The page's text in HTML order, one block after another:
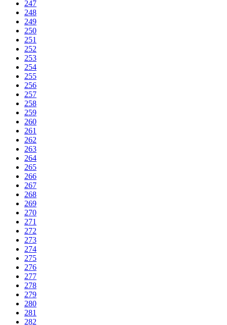
247
248
249
250
251
252
253
254
255
256
257
258
259
260
261
262
263
264
265
266
267
268
269
270
271
272
273
274
275
276
277
278
279
280
281
282